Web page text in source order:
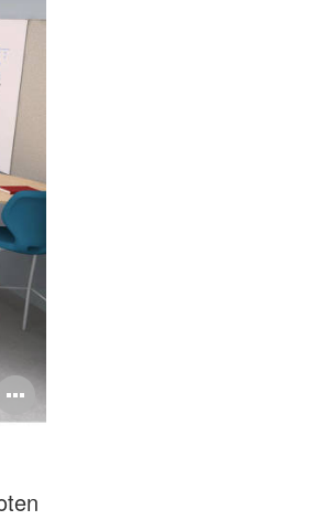
Bildbeschreibung
öffnen